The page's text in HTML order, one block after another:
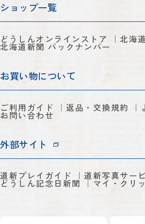
ショップ一覧
どうしんオンラインストア 北海
北海道新聞 バックナンバー
お買い物について
ご利用ガイド 返品・交換規約
お問い合わせ
外部サイト
道新プレイガイド 道新写真サー
どうしん記念日新聞 マイ・クリ